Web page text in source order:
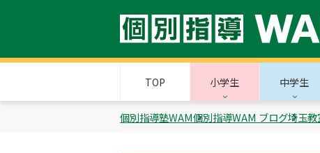
TOP 小学生 中学生
個別指導塾WAM個別指導WAM ブログ埼玉教